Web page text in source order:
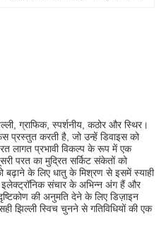
ग्राफिक, स्पर्शनीय, कठोर और स्थिर।
प्रस्तुत करती है, जो उन्हें डिवाइस को
लागत प्रभावी विकल्प के रूप में एक
परत का मुद्रित सर्किट संकेतों को
बढ़ाने के लिए धातु के मिश्रण से इसमें स्याही
संचार के अभिन्न अंग हैं और
की अनुमति देने के लिए डिज़ाइन
झिल्ली स्विच चुनने से गतिविधियों की एक